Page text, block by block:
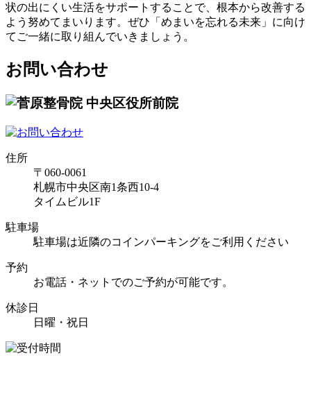
状の出にくい生活をサポートすることで、根本から改善する
よう努めてまいります。ぜひ「めまいを忘れる未来」に向け
てご一緒に取り組んでいきましょう。
お問い合わせ
住所
〒060-0061
札幌市中央区南1条西10-4
タイムビル1F
駐車場
駐車場は近隣のコインパーキングをご利用ください
予約
お電話・ネットでのご予約が可能です。
休診日
日曜・祝日